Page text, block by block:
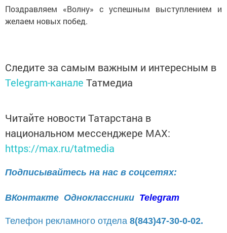
Поздравляем «Волну» с успешным выступлением и
желаем новых побед.
Следите за самым важным и интересным в
Telegram-канале Татмедиа
Читайте новости Татарстана в
национальном мессенджере MАХ:
https://max.ru/tatmedia
Подписывайтесь на нас в соцсетях:
ВКонтакте Одноклассники Telegram
Телефон рекламного отдела 8(843)47-30-0-02.